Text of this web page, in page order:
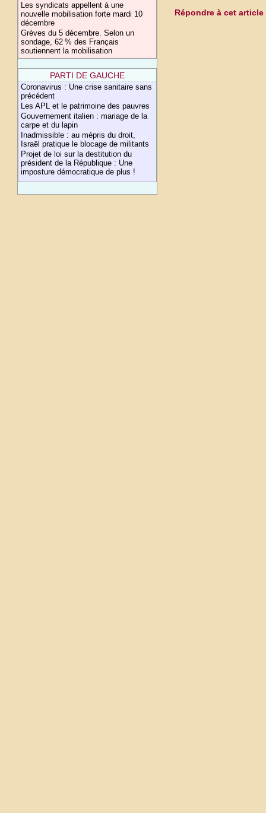
Les syndicats appellent à une
nouvelle mobilisation forte mardi 10
décembre
Grèves du 5 décembre. Selon un
sondage, 62 % des Français
soutiennent la mobilisation
PARTI DE GAUCHE
Coronavirus : Une crise sanitaire sans
précédent
Les APL et le patrimoine des pauvres
Gouvernement italien : mariage de la
carpe et du lapin
Inadmissible : au mépris du droit,
Israël pratique le blocage de militants
Projet de loi sur la destitution du
président de la République : Une
imposture démocratique de plus !
Répondre à cet article